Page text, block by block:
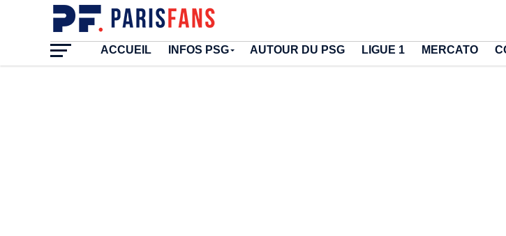
ACCUEIL INFOS PSG AUTOUR DU PSG LIGUE 1 MERCATO